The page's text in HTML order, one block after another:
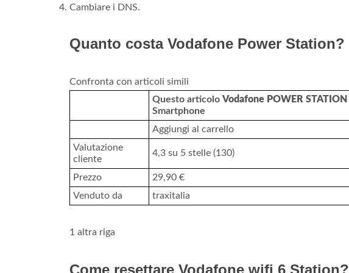
Cambiare i DNS.
Quanto costa Vodafone Power Station?
Confronta con articoli simili
Questo articolo Vodafone POWER STATION
Smartphone
Aggiungi al carrello
Valutazione
cliente
4,3 su 5 stelle (130)
Prezzo
29,90 €
Venduto da
traxitalia
1 altra riga